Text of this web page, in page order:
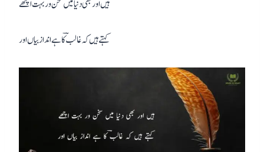
ہیں اور بھی دنیا میں سخن ور بہت اچھے
کہتے ہیں کہ غالبؔ کا ہے انداز بیاں اور